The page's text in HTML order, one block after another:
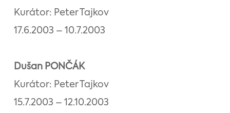
Kurátor: Peter Tajkov
17.6.2003 – 10.7.2003
Dušan PONČÁK
Kurátor: Peter Tajkov
15.7.2003 – 12.10.2003